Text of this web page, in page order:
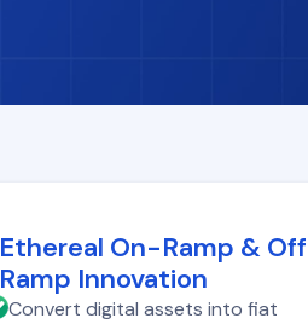
Ethereal On-Ramp &
Ramp Innovation
Convert digital assets into fiat